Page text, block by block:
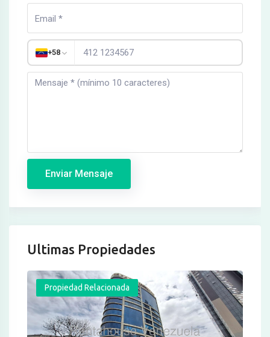
+58
Enviar Mensaje
Ultimas Propiedades
Propiedad Relacionada